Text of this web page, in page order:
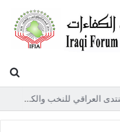
«أوروك» في عامها العاشر.. المنتدى العراقي للنخب والكفاءات يصدر عددًا جديدًا ببحوث علمية تعالج قضايا الاقتصاد والطاقة